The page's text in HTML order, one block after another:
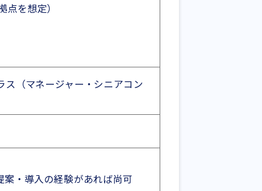
を想定）
（マネージャー・シニアコン
・導入の経験があれば尚可